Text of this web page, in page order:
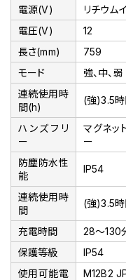
電源(V)
リチウム
電圧(V)
12
長さ(mm)
759
モード
強、中、弱
連続使用時
間(h)
(強)3.5時
ハンズフリ
ー
マグネッ
ー
防塵防水性
能
IP54
連続使用時
間
(強)3.5時
充電時間
28～130
保護等級
IP54
使用可能電
M12B2